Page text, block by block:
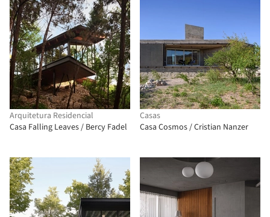
Arquitetura Residencial
Casa Falling Leaves / Bercy Fadel
Casas
Casa Cosmos / Cristian Nanzer